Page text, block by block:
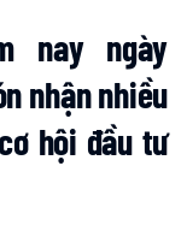
nay ngày
nhận nhiều
hội đầu tư